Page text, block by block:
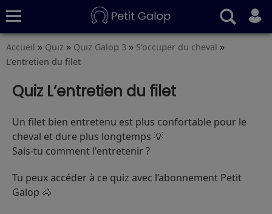
Quiz
Conseils
Fiches
S’abonner
Accueil » Quiz » Quiz Galop 3 » S'occuper du cheval »
L’entretien du filet
Quiz L’entretien du filet
Un filet bien entretenu est plus confortable pour le
cheval et dure plus longtemps 💡
Sais‑tu comment l'entretenir ?
Tu peux accéder à ce quiz avec l’abonnement Petit
Galop 🐴